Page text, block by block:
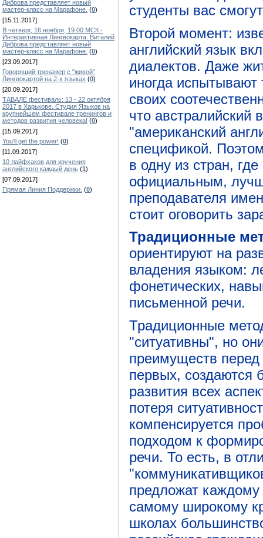
Диброва представляет новый
мастер-класс на Марафоне. (0)
[15.11.2017]
В четверг, 16 ноября, 19.00 МСК -
Интерактивная Лингвокарта. Виталий
Диброва представляет новый
мастер-класс на Марафоне. (0)
[23.09.2017]
Говорящий тренажер с "живой"
Лингвокартой на 2-х языках (0)
[20.09.2017]
ТАВАЛЕ фестиваль: 13 - 22 октября
2017 в Харькове. Студия Языков на
крупнейшем фестивале тренингов и
методов развития человека! (0)
[15.09.2017]
You'll get the power! (0)
[11.09.2017]
10 лайфхаков для изучения
английского каждый день (1)
[07.09.2017]
Прямая Линия Поддержки. (0)
студенты вас
Второй момент:
английский язык
диалектов. Даже
иногда испытывают
своих
что австралийский
"американский
спецификой.
в одну из стран,
официальным,
преподавателя
стоит оговорить
Традиционные
ориентируют на
владения языком:
фонетических,
письменной речи.
Традиционные
"ситуативны", но
преимуществ
первых, создаются
развития всех
потеря
компенсируется
подходом к
речи. То есть, в
предложат каждому
самому широкому
школах